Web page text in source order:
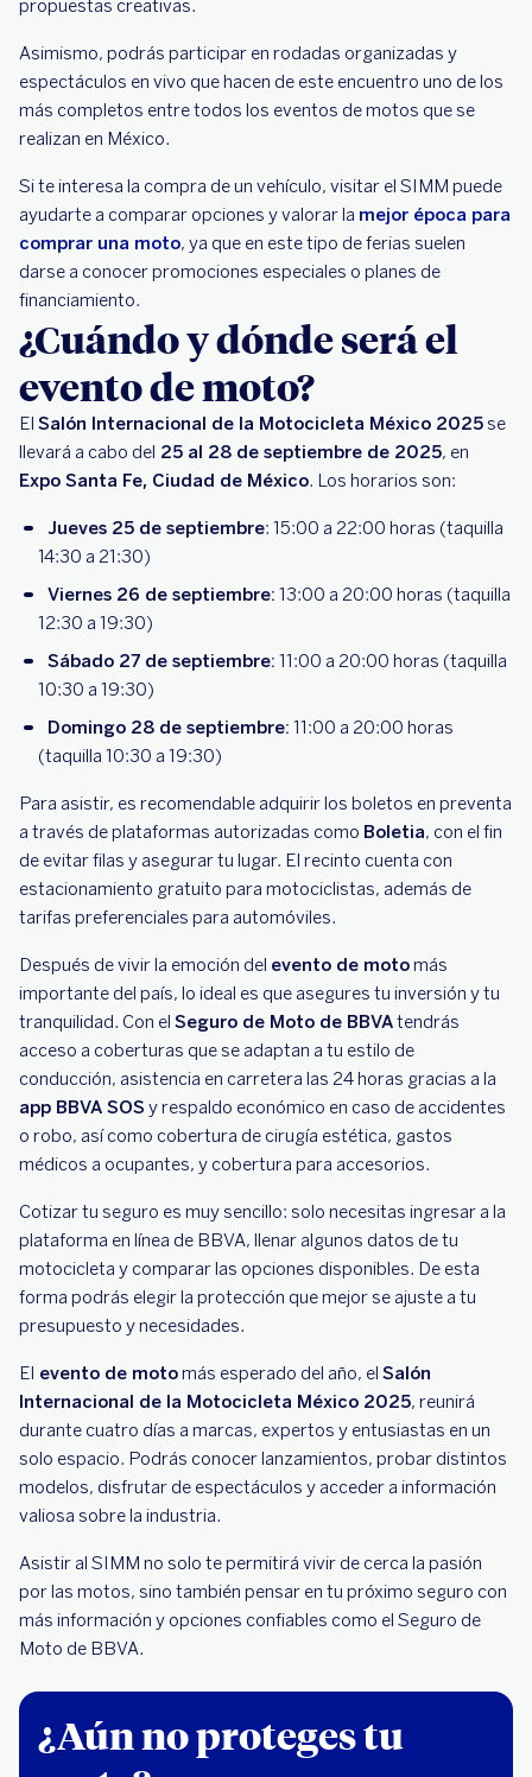
propuestas creativas.
Asimismo, podrás participar en rodadas organizadas y
espectáculos en vivo que hacen de este encuentro uno de los
más completos entre todos los eventos de motos que se
realizan en México.
Si te interesa la compra de un vehículo, visitar el SIMM puede
ayudarte a comparar opciones y valorar la mejor época para
comprar una moto, ya que en este tipo de ferias suelen
darse a conocer promociones especiales o planes de
financiamiento.
¿Cuándo y dónde será el
evento de moto?
El Salón Internacional de la Motocicleta México 2025se
llevará a cabo del 25 al 28 de septiembre de 2025, en
Expo Santa Fe, Ciudad de México. Los horarios son:
Jueves 25 de septiembre: 15:00 a 22:00 horas (taquilla
14:30 a 21:30)
Viernes 26 de septiembre: 13:00 a 20:00 horas (taquilla
12:30 a 19:30)
Sábado 27 de septiembre: 11:00 a 20:00 horas (taquilla
10:30 a 19:30)
Domingo 28 de septiembre: 11:00 a 20:00 horas
(taquilla 10:30 a 19:30)
Para asistir, es recomendable adquirir los boletos en preventa
a través de plataformas autorizadas como Boletia, con el fin
de evitar filas y asegurar tu lugar. El recinto cuenta con
estacionamiento gratuito para motociclistas, además de
tarifas preferenciales para automóviles.
Después de vivir la emoción del evento de motomás
importante del país, lo ideal es que asegures tu inversión y tu
tranquilidad. Con el Seguro de Moto de BBVAtendrás
acceso a coberturas que se adaptan a tu estilo de
conducción, asistencia en carretera las 24 horas gracias a la
app BBVA SOS y respaldo económico en caso de accidentes
o robo, así como cobertura de cirugía estética, gastos
médicos a ocupantes, y cobertura para accesorios.
Cotizar tu seguro es muy sencillo: solo necesitas ingresar a la
plataforma en línea de BBVA, llenar algunos datos de tu
motocicleta y comparar las opciones disponibles. De esta
forma podrás elegir la protección que mejor se ajuste a tu
presupuesto y necesidades.
El evento de motomás esperado del año, el Salón
Internacional de la Motocicleta México 2025, reunirá
durante cuatro días a marcas, expertos y entusiastas en un
solo espacio. Podrás conocer lanzamientos, probar distintos
modelos, disfrutar de espectáculos y acceder a información
valiosa sobre la industria.
Asistir al SIMM no solo te permitirá vivir de cerca la pasión
por las motos, sino también pensar en tu próximo seguro con
más información y opciones confiables como el Seguro de
Moto de BBVA.
¿Aún no proteges tu